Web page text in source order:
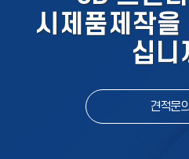
시제품제작을
십니
견적문